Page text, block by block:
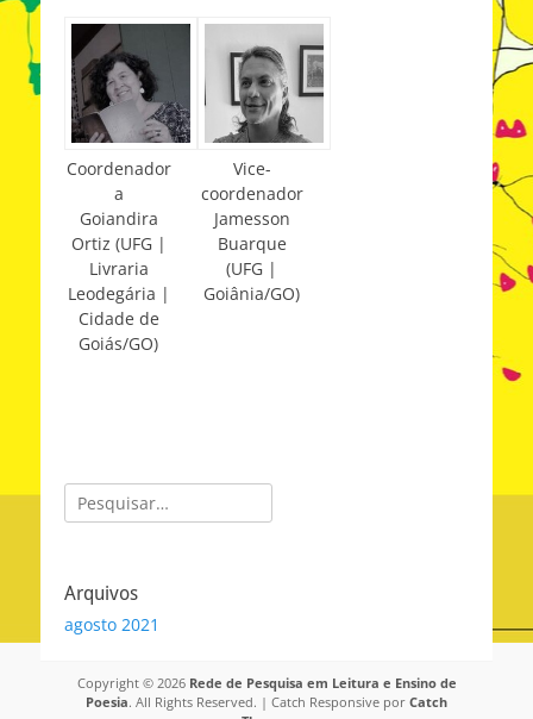
Coordenador
a
Goiandira
Ortiz (UFG |
Livraria
Leodegária |
Cidade de
Goiás/GO)
Vice-
coordenador
Jamesson
Buarque
(UFG |
Goiânia/GO)
Pesquisar
por:
Arquivos
agosto 2021
Copyright © 2026 Rede de Pesquisa em Leitura e Ensino de
Poesia. All Rights Reserved. | Catch Responsive por Catch